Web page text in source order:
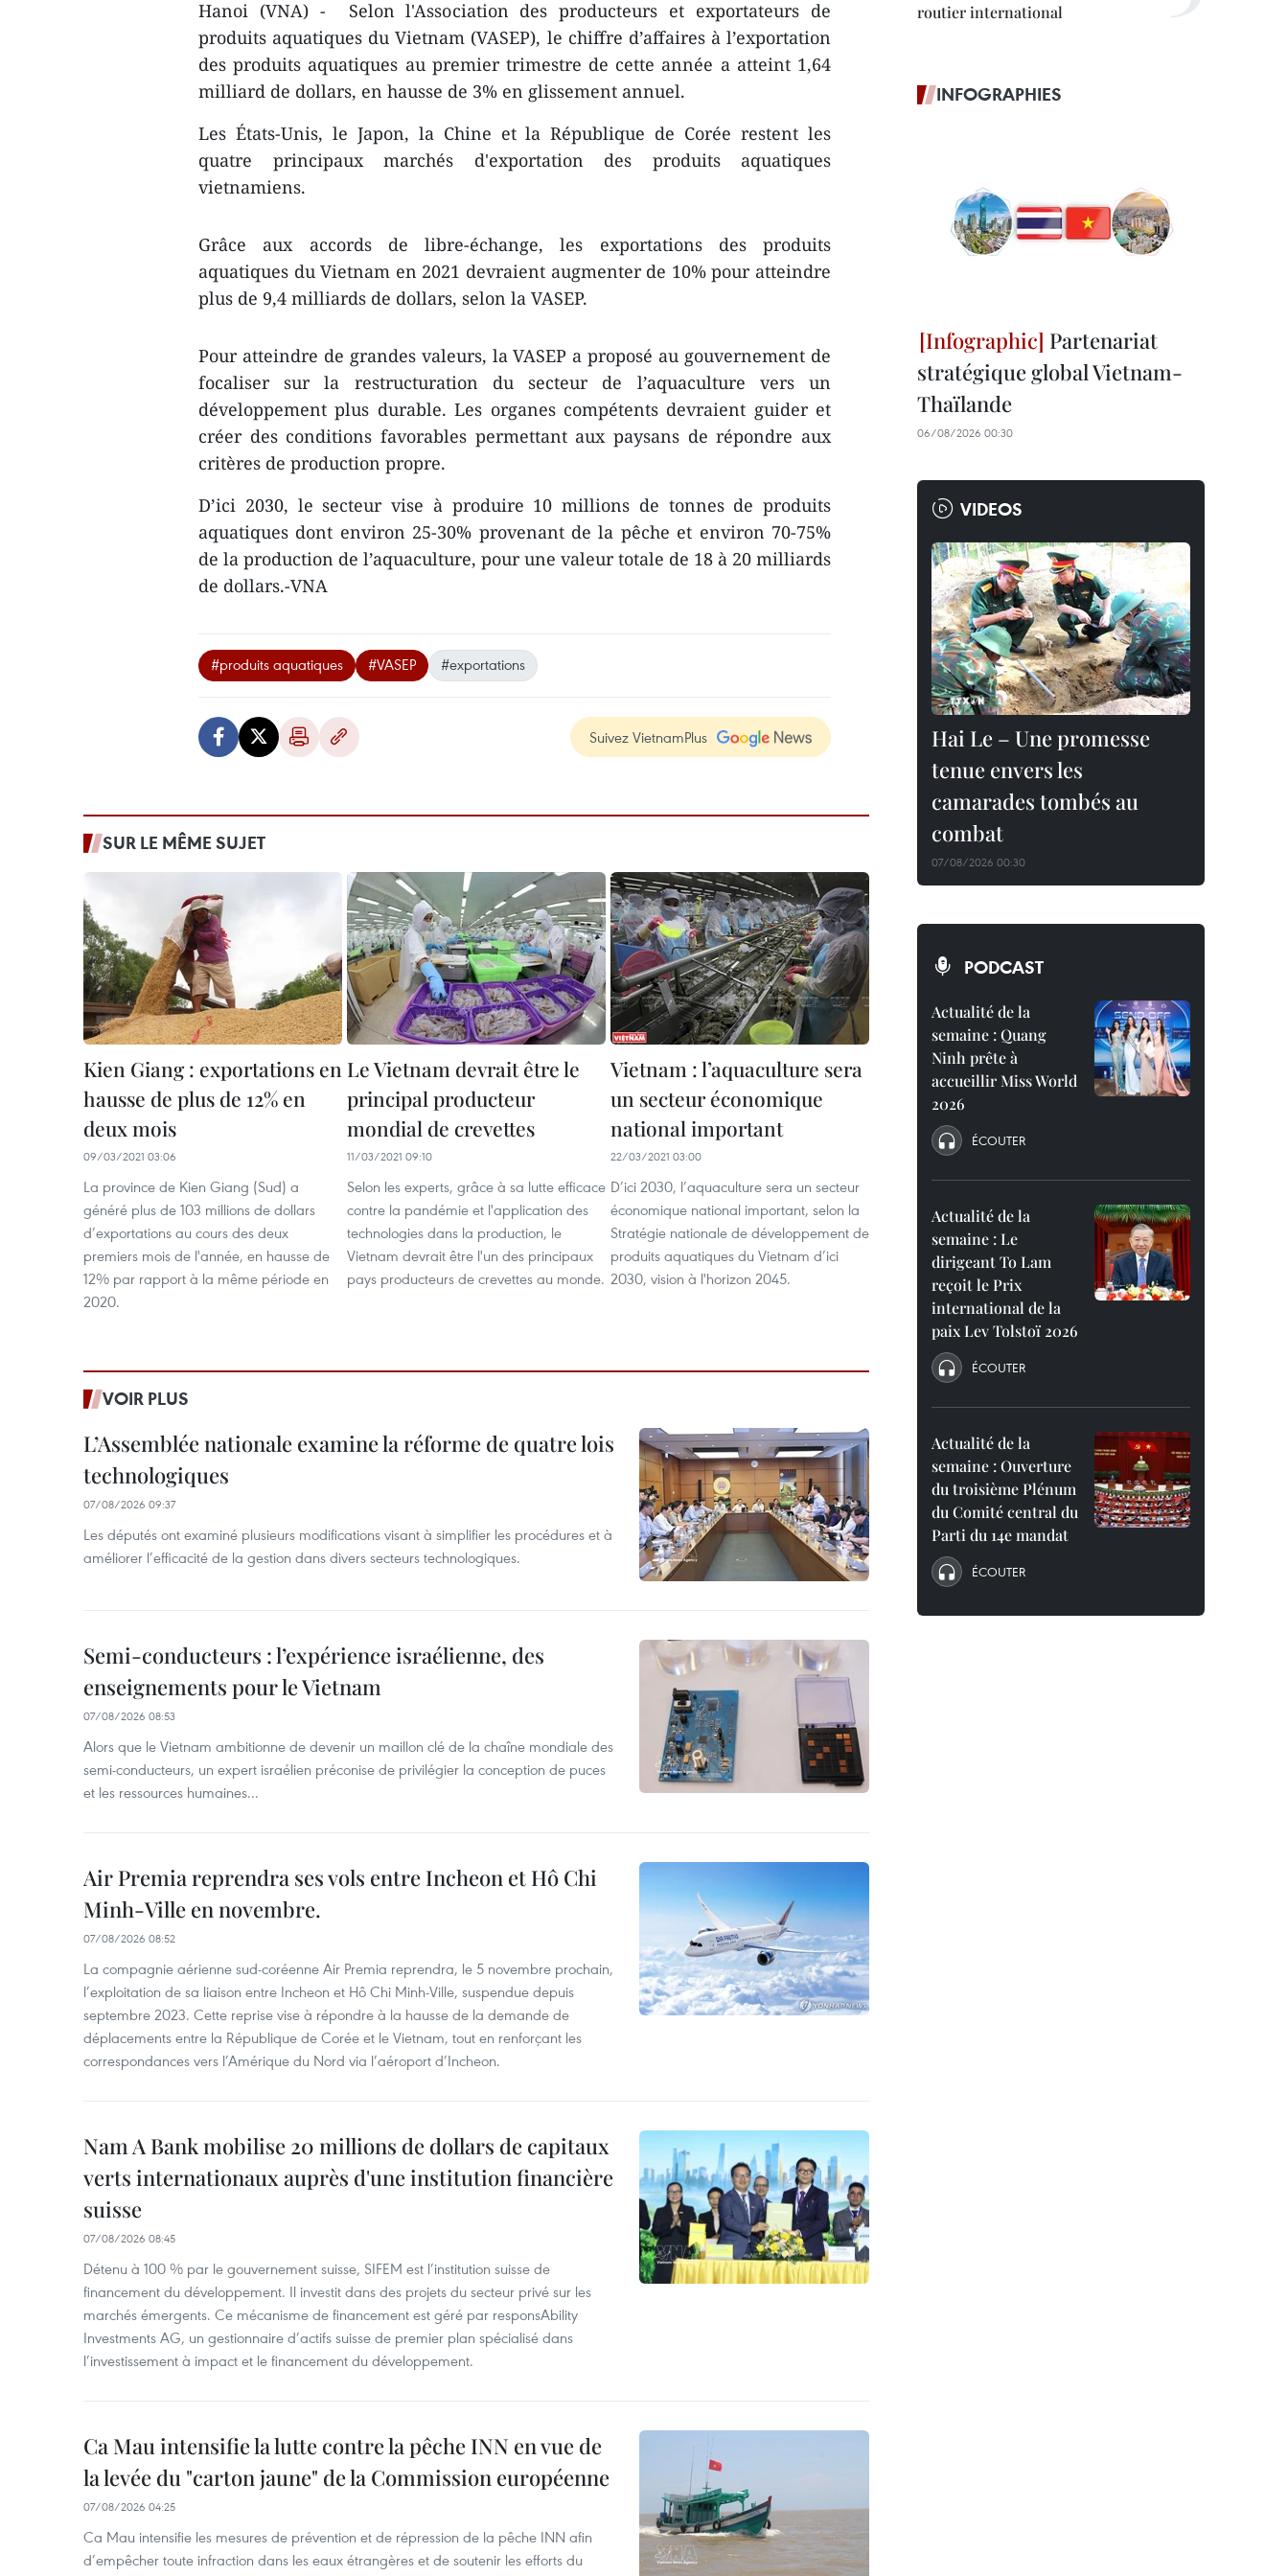
Hanoi (VNA) - Selon l'Association des producteurs et exportateurs de
produits aquatiques du Vietnam (VASEP), le chiffre d’affaires à l’exportation
des produits aquatiques au premier trimestre de cette année a atteint 1,64
milliard de dollars, en hausse de 3% en glissement annuel.
Les États-Unis, le Japon, la Chine et la République de Corée restent les
quatre principaux marchés d'exportation des produits aquatiques
vietnamiens.
Grâce aux accords de libre-échange, les exportations des produits
aquatiques du Vietnam en 2021 devraient augmenter de 10% pour atteindre
plus de 9,4 milliards de dollars, selon la VASEP.
Pour atteindre de grandes valeurs, la VASEP a proposé au gouvernement de
focaliser sur la restructuration du secteur de l’aquaculture vers un
développement plus durable. Les organes compétents devraient guider et
créer des conditions favorables permettant aux paysans de répondre aux
critères de production propre.
D’ici 2030, le secteur vise à produire 10 millions de tonnes de produits
aquatiques dont environ 25-30% provenant de la pêche et environ 70-75%
de la production de l’aquaculture, pour une valeur totale de 18 à 20 milliards
de dollars.-VNA
#produits aquatiques #VASEP #exportations
Suivez VietnamPlus
SUR LE MÊME SUJET
Kien Giang : exportations en
hausse de plus de 12% en
deux mois
09/03/2021 03:06
La province de Kien Giang (Sud) a
généré plus de 103 millions de dollars
d’exportations au cours des deux
premiers mois de l'année, en hausse de
12% par rapport à la même période en
2020.
Le Vietnam devrait être le
principal producteur
mondial de crevettes
11/03/2021 09:10
Selon les experts, grâce à sa lutte efficace
contre la pandémie et l'application des
technologies dans la production, le
Vietnam devrait être l'un des principaux
pays producteurs de crevettes au monde.
Vietnam : l’aquaculture sera
un secteur économique
national important
22/03/2021 03:00
D’ici 2030, l’aquaculture sera un secteur
économique national important, selon la
Stratégie nationale de développement de
produits aquatiques du Vietnam d’ici
2030, vision à l'horizon 2045.
VOIR PLUS
L’Assemblée nationale examine la réforme de quatre lois
technologiques
07/08/2026 09:37
Les députés ont examiné plusieurs modifications visant à simplifier les procédures et à
améliorer l’efficacité de la gestion dans divers secteurs technologiques.
Semi-conducteurs : l’expérience israélienne, des
enseignements pour le Vietnam
07/08/2026 08:53
Alors que le Vietnam ambitionne de devenir un maillon clé de la chaîne mondiale des
semi-conducteurs, un expert israélien préconise de privilégier la conception de puces
et les ressources humaines...
Air Premia reprendra ses vols entre Incheon et Hô Chi
Minh-Ville en novembre.
07/08/2026 08:52
La compagnie aérienne sud-coréenne Air Premia reprendra, le 5 novembre prochain,
l’exploitation de sa liaison entre Incheon et Hô Chi Minh-Ville, suspendue depuis
septembre 2023. Cette reprise vise à répondre à la hausse de la demande de
déplacements entre la République de Corée et le Vietnam, tout en renforçant les
correspondances vers l’Amérique du Nord via l’aéroport d’Incheon.
Nam A Bank mobilise 20 millions de dollars de capitaux
verts internationaux auprès d'une institution financière
suisse
07/08/2026 08:45
Détenu à 100 % par le gouvernement suisse, SIFEM est l’institution suisse de
financement du développement. Il investit dans des projets du secteur privé sur les
marchés émergents. Ce mécanisme de financement est géré par responsAbility
Investments AG, un gestionnaire d’actifs suisse de premier plan spécialisé dans
l’investissement à impact et le financement du développement.
Ca Mau intensifie la lutte contre la pêche INN en vue de
la levée du "carton jaune" de la Commission européenne
07/08/2026 04:25
Ca Mau intensifie les mesures de prévention et de répression de la pêche INN afin
d’empêcher toute infraction dans les eaux étrangères et de soutenir les efforts du
routier international
INFOGRAPHIES
Partenariat
stratégique global Vietnam-
Thaïlande
06/08/2026 00:30
VIDEOS
Hai Le – Une promesse
tenue envers les
camarades tombés au
combat
07/08/2026 00:30
PODCAST
Actualité de la
semaine : Quang
Ninh prête à
accueillir Miss World
2026
ÉCOUTER
Actualité de la
semaine : Le
dirigeant To Lam
reçoit le Prix
international de la
paix Lev Tolstoï 2026
ÉCOUTER
Actualité de la
semaine : Ouverture
du troisième Plénum
du Comité central du
Parti du 14e mandat
ÉCOUTER